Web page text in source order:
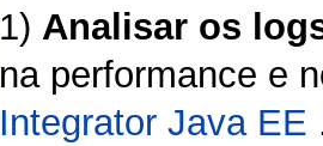
1) Analisar os
na performance e
Integrator Java EE